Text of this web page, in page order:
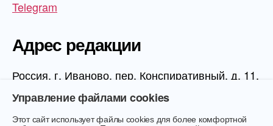
Telegram
Адрес редакции
Россия, г. Иваново, пер. Конспиративный, д. 11,
1 этаж, офис 1006
Управление файлами cookies
Этот сайт использует файлы cookies для более комфортной